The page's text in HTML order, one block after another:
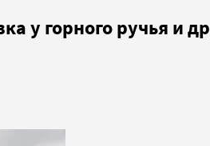
у горного ручья и